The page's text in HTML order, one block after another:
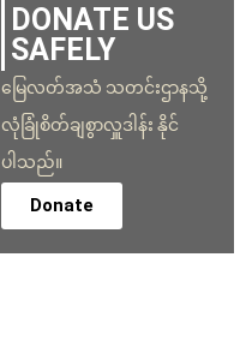
DONATE US
SAFELY
မြေလတ်အသံ သတင်းဌာနသို့
လုံခြုံစိတ်ချစွာလှူဒါန်း နိုင်
ပါသည်။
Donate